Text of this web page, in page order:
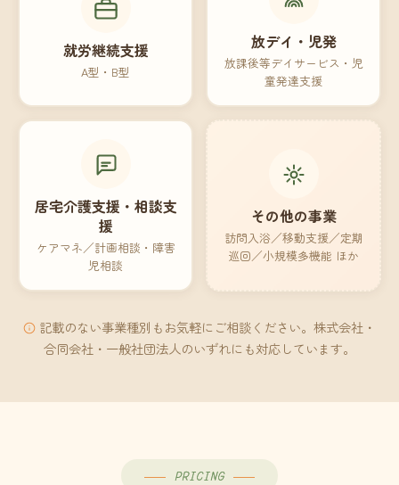
就労継続支援
A型・B型
放デイ・児発
放課後等デイサービス・児
童発達支援
居宅介護支援・相談支
援
ケアマネ／計画相談・障害
児相談
その他の事業
訪問入浴／移動支援／定期
巡回／小規模多機能 ほか
記載のない事業種別もお気軽にご相談ください。株式会社・
合同会社・一般社団法人のいずれにも対応しています。
PRICING